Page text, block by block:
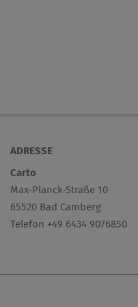
ADRESSE
Carto
Max-Planck-Straße 10
65520 Bad Camberg
Telefon +49 6434 9076850